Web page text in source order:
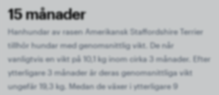
15 månader
Hanhundar av rasen Amerikansk Staffordshire Terrier
tillhör hundar med genomsnittlig vikt. De når
vanligtvis en vikt på 10,1 kg inom cirka 3 månader. Efter
ytterligare 3 månader är deras genomsnittliga vikt
ungefär 19,3 kg. Medan de växer i ytterligare 9